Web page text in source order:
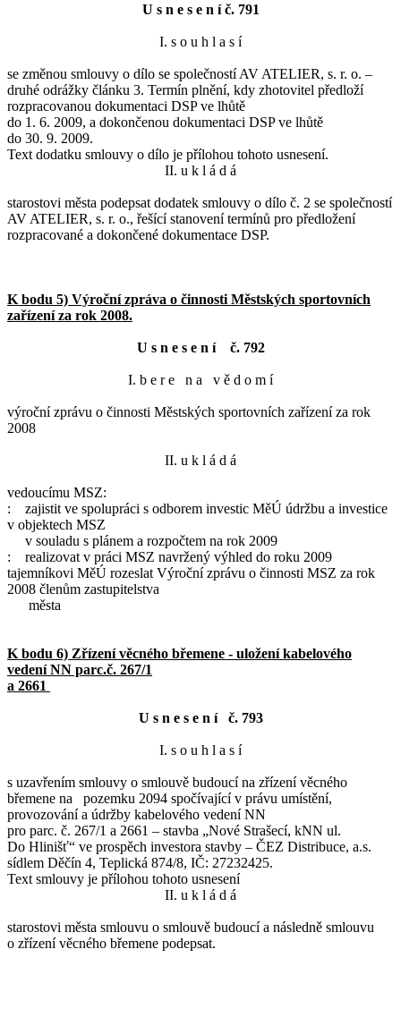
U s n e s e n í č. 791
I. s o u h l a s í
se změnou smlouvy o dílo se společností AV ATELIER, s. r. o. –
druhé odrážky článku 3. Termín plnění, kdy zhotovitel předloží
rozpracovanou dokumentaci DSP ve lhůtě
do 1. 6. 2009, a dokončenou dokumentaci DSP ve lhůtě
do 30. 9. 2009.
Text dodatku smlouvy o dílo je přílohou tohoto usnesení.
II. u k l á d á
starostovi města podepsat dodatek smlouvy o dílo č. 2 se společností
AV ATELIER, s. r. o., řešící stanovení termínů pro předložení
rozpracované a dokončené dokumentace DSP.
K bodu 5) Výroční zpráva o činnosti Městských sportovních
zařízení za rok 2008.
U s n e s e n í č. 792
I. b e r e n a v ě d o m í
výroční zprávu o činnosti Městských sportovních zařízení za rok
2008
II. u k l á d á
vedoucímu MSZ:
: zajistit ve spolupráci s odborem investic MěÚ údržbu a investice
v objektech MSZ
v souladu s plánem a rozpočtem na rok 2009
: realizovat v práci MSZ navržený výhled do roku 2009
tajemníkovi MěÚ rozeslat Výroční zprávu o činnosti MSZ za rok
2008 členům zastupitelstva
města
K bodu 6) Zřízení věcného břemene - uložení kabelového
vedení NN parc.č. 267/1
a 2661
U s n e s e n í č. 793
I. s o u h l a s í
s uzavřením smlouvy o smlouvě budoucí na zřízení věcného
břemene na pozemku 2094 spočívající v právu umístění,
provozování a údržby kabelového vedení NN
pro parc. č. 267/1 a 2661 – stavba „Nové Strašecí, kNN ul.
Do Hlinišť“ ve prospěch investora stavby – ČEZ Distribuce, a.s.
sídlem Děčín 4, Teplická 874/8, IČ: 27232425.
Text smlouvy je přílohou tohoto usnesení
II. u k l á d á
starostovi města smlouvu o smlouvě budoucí a následně smlouvu
o zřízení věcného břemene podepsat.